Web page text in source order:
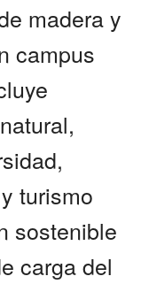
madera y
campus
turismo
sostenible
carga del